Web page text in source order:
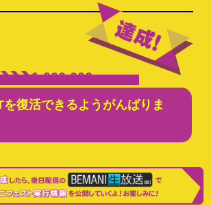
1,000,000
を復活できるようがんばりま